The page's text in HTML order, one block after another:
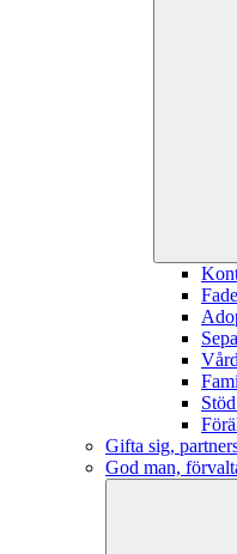
Gifta sig,
God man,